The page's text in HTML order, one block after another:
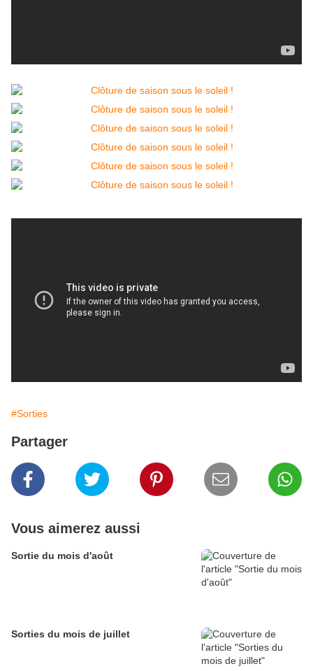
#Sorties
Partager
Vous aimerez aussi
Sortie du mois d'août
Sorties du mois de juillet